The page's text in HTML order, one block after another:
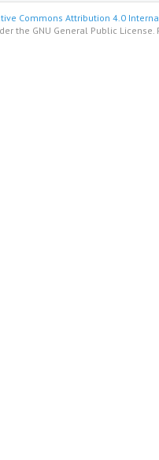
Commons Attribution 4.0
the GNU General Public License.